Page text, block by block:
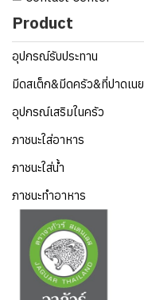
Product
อุปกรณ์รับประทาน
มีดสเต็ก&มีดครัว&ที่ปาดเนย
อุปกรณ์เสริมในครัว
ภาชนะใส่อาหาร
ภาชนะใส่น้ำ
ภาชนะทำอาหาร